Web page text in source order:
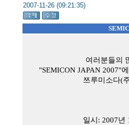
2007-11-26 (09:21:35)
여러분들의
"SEMICON JAPAN 2007"
쯔루미소다(
일시: 2007년